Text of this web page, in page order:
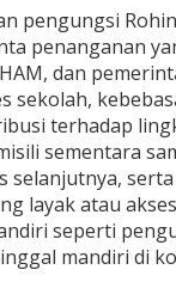
pengungsi
penanganan
dan
sekolah,
terhadap
sementara
selanjutnya,
layak atau
seperti
mandiri di